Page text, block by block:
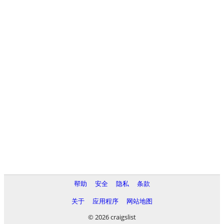
帮助 安全 隐私
条款
关于
应用程序
网站地图
© 2026 craigslist